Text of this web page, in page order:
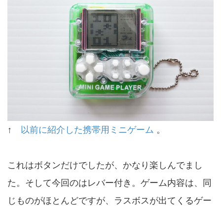
↑ 以前に紹介した携帯用ミニゲーム 。
これはボタンだけでしたが、かなり楽しんでまし
た。そして今回のはレバー付き。ゲーム内容は、同
じものがほとんどですが、ラスボスが出てくるゲー